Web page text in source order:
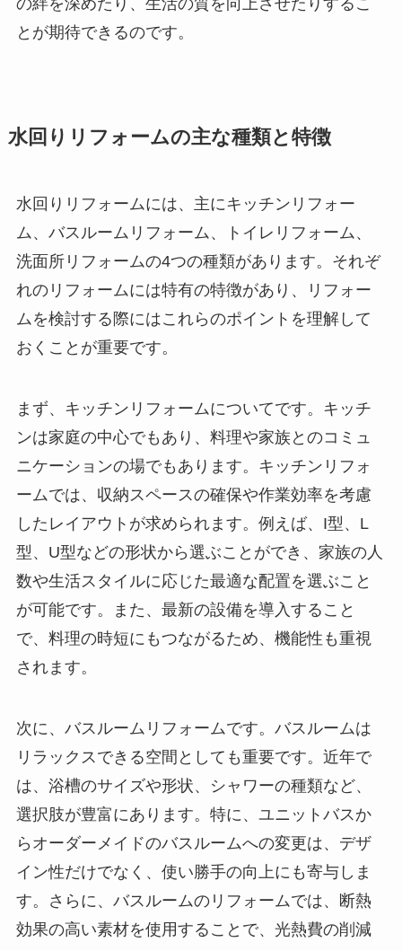
とが期待できるのです。
水回りリフォームの主な種類と特徴
水回りリフォームには、主にキッチンリフォー
ム、バスルームリフォーム、トイレリフォーム、
洗面所リフォームの4つの種類があります。それぞ
れのリフォームには特有の特徴があり、リフォー
ムを検討する際にはこれらのポイントを理解して
おくことが重要です。
まず、キッチンリフォームについてです。キッチ
ンは家庭の中心でもあり、料理や家族とのコミュ
ニケーションの場でもあります。キッチンリフォ
ームでは、収納スペースの確保や作業効率を考慮
したレイアウトが求められます。例えば、I型、L
型、U型などの形状から選ぶことができ、家族の人
数や生活スタイルに応じた最適な配置を選ぶこと
が可能です。また、最新の設備を導入すること
で、料理の時短にもつながるため、機能性も重視
されます。
次に、バスルームリフォームです。バスルームは
リラックスできる空間としても重要です。近年で
は、浴槽のサイズや形状、シャワーの種類など、
選択肢が豊富にあります。特に、ユニットバスか
らオーダーメイドのバスルームへの変更は、デザ
イン性だけでなく、使い勝手の向上にも寄与しま
す。さらに、バスルームのリフォームでは、断熱
効果の高い素材を使用することで、光熱費の削減